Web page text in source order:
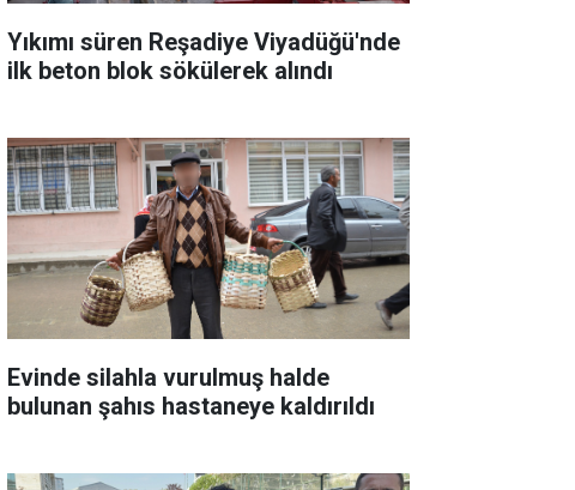
Yıkımı süren Reşadiye Viyadüğü'nde
ilk beton blok sökülerek alındı
Evinde silahla vurulmuş halde
bulunan şahıs hastaneye kaldırıldı